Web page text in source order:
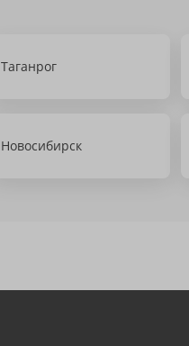
Таганрог
Новосибирск